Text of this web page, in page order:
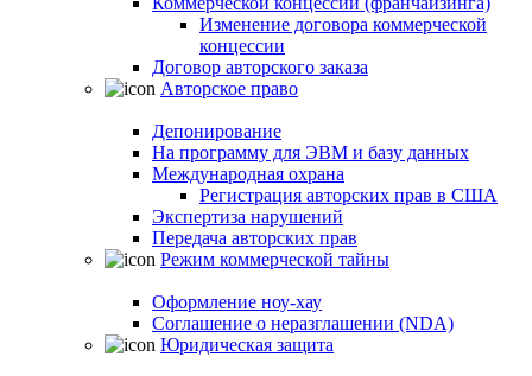
Изменение договора коммерческой
концессии
Договор авторского заказа
Авторское право
Депонирование
На программу для ЭВМ и базу данных
Международная охрана
Регистрация авторских прав в США
Экспертиза нарушений
Передача авторских прав
Режим коммерческой тайны
Оформление ноу-хау
Соглашение о неразглашении (NDA)
Юридическая защита